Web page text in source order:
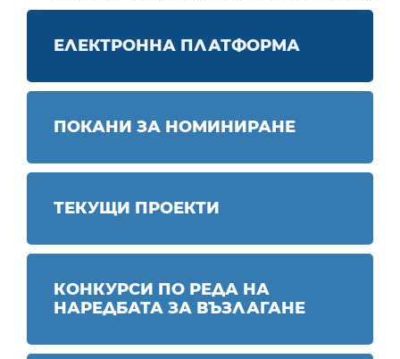
ЕЛЕКТРОННА ПЛАТФОРМА
ПОКАНИ ЗА НОМИНИРАНЕ
ТЕКУЩИ ПРОЕКТИ
КОНКУРСИ ПО РЕДА НА
НАРЕДБАТА ЗА ВЪЗЛАГАНЕ